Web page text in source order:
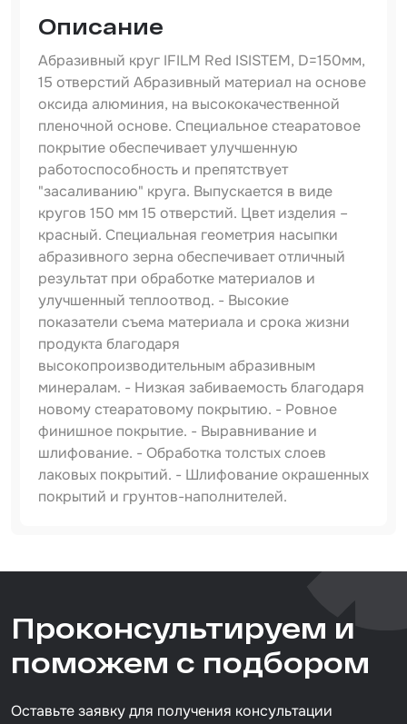
Описание
Абразивный круг IFILM Red ISISTEM, D=150мм,
15 отверстий Абразивный материал на основе
оксида алюминия, на высококачественной
пленочной основе. Специальное стеаратовое
покрытие обеспечивает улучшенную
работоспособность и препятствует
"засаливанию" круга. Выпускается в виде
кругов 150 мм 15 отверстий. Цвет изделия –
красный. Специальная геометрия насыпки
абразивного зерна обеспечивает отличный
результат при обработке материалов и
улучшенный теплоотвод. - Высокие
показатели съема материала и срока жизни
продукта благодаря
высокопроизводительным абразивным
минералам. - Низкая забиваемость благодаря
новому стеаратовому покрытию. - Ровное
финишное покрытие. - Выравнивание и
шлифование. - Обработка толстых слоев
лаковых покрытий. - Шлифование окрашенных
покрытий и грунтов-наполнителей.
абразивный круг
Размер / диаметр / объём
D=150 мм
Проконсультируем и
поможем с подбором
Оставьте заявку для получения консультации